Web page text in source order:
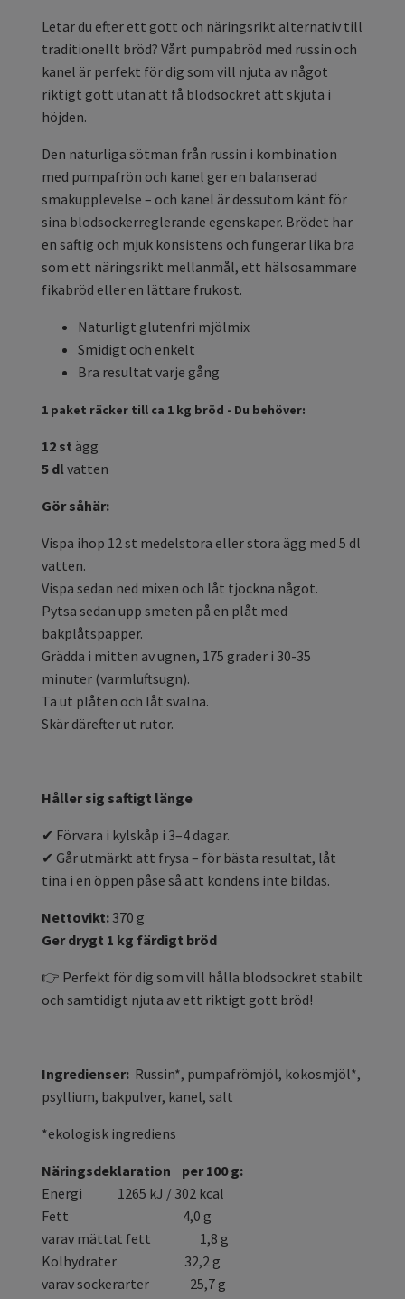
Letar du efter ett gott och näringsrikt alternativ till
traditionellt bröd? Vårt pumpabröd med russin och
kanel är perfekt för dig som vill njuta av något
riktigt gott utan att få blodsockret att skjuta i
höjden.
Den naturliga sötman från russin i kombination
med pumpafrön och kanel ger en balanserad
smakupplevelse – och kanel är dessutom känt för
sina blodsockerreglerande egenskaper. Brödet har
en saftig och mjuk konsistens och fungerar lika bra
som ett näringsrikt mellanmål, ett hälsosammare
fikabröd eller en lättare frukost.
Naturligt glutenfri mjölmix
Smidigt och enkelt
Bra resultat varje gång
1 paket räcker till ca 1 kg bröd - Du behöver:
12 st ägg
5 dlvatten
Gör såhär:
Vispa ihop 12 st medelstora eller stora ägg med 5 dl
vatten.
Vispa sedan ned mixen och låt tjockna något.
Pytsa sedan upp smeten på en plåt med
bakplåtspapper.
Grädda i mitten av ugnen, 175 grader i 30-35
minuter (varmluftsugn).
Ta ut plåten och låt svalna.
Skär därefter ut rutor.
Håller sig saftigt länge
✔ Förvara i kylskåp i 3–4 dagar.
✔ Går utmärkt att frysa – för bästa resultat, låt
tina i en öppen påse så att kondens inte bildas.
Nettovikt: 370 g
Ger drygt 1 kg färdigt bröd
👉 Perfekt för dig som vill hålla blodsockret stabilt
och samtidigt njuta av ett riktigt gott bröd!
Ingredienser: Russin*, pumpafrömjöl, kokosmjöl*,
psyllium, bakpulver, kanel, salt
*ekologisk ingrediens
Näringsdeklaration per 100 g:
Energi 1265 kJ / 302 kcal
Fett 4,0 g
varav mättat fett 1,8 g
Kolhydrater 32,2 g
varav sockerarter 25,7 g